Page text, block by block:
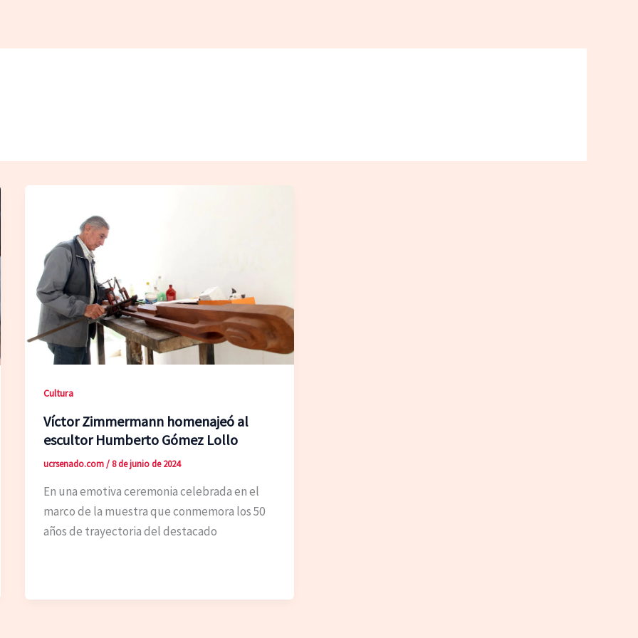
Cultura
Víctor Zimmermann homenajeó al
escultor Humberto Gómez Lollo
ucrsenado.com/8 de junio de 2024
En una emotiva ceremonia celebrada en el
marco de la muestra que conmemora los 50
años de trayectoria del destacado